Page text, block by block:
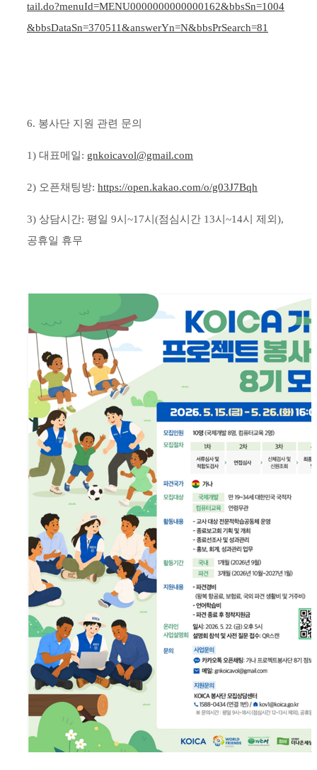
tail.do?menuId=MENU0000000000000162&bbsSn=1004
&bbsDataSn=370511&answerYn=N&bbsPrSearch=81
6. 봉사단 지원 관련 문의
1) 대표메일: gnkoicavol@gmail.com
2) 오픈채팅방: https://open.kakao.com/o/g03J7Bqh
3) 상담시간: 평일 9시~17시(점심시간 13시~14시 제외),
공휴일 휴무